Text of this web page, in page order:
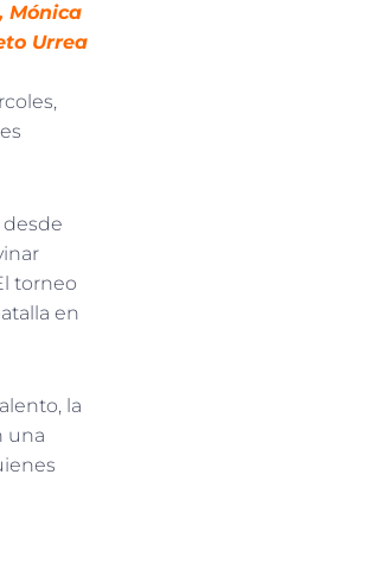
Mónica
Urrea
torneo
en
la
una